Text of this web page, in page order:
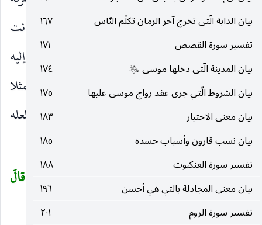
بيان الدابة الّتي تخرج آخر الزمان تكلّم النّاس
١٦٧
تفسير سورة القصص
١٧١
بيان المدينة الّتي دخلها موسى عليه‌السلام
١٧٤
بيان الشروط الّتي جرى عقد زواج موسى عليها
١٧٥
بيان معنى الاختيار
١٨٣
بيان نسب قارون وأسباب حسده
١٨٥
تفسير سورة العنكبوت
١٨٨
بيان معنى المجادلة بالتي هي أحسن
١٩٦
تفسير سورة الروم
٢٠١
للاغتسال من الحيض متحجبة بشيء يسترها. وكانت
تتحول من المسجد إلى بيت خالتها إذا حاضت وتعود إليه
إذا طهرت. فبينما هي في مغتسلها أتاها جبريل
عليه‌السلام
متمثلا
بصورة شاب أمرد سوي الخلق لتستأنس بكلامه ، ولعله
لتهييج شهوتها به فتنحدر نطفتها إلى رحمها.
قالَتْ إِنِّي أَعُوذُ بِالرَّحْمنِ مِنْكَ إِنْ كُنْتَ تَقِيًّا(١٨)
قالَ
إِنَّما أَنَا رَسُولُ رَبِّكِ لِأَهَبَ لَكِ غُلاماً زَكِيًّا